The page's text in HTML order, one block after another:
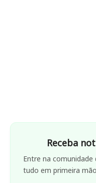
Receba
Entre na
tudo em primeira